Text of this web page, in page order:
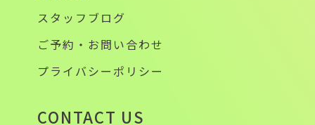
スタッフブログ
ご予約・お問い合わせ
プライバシーポリシー
CONTACT US